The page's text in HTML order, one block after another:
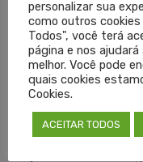
esquemas de
batalhando para que
e pela segurança da
Texto: Sílvia Lago/
personalizar sua
como outros
Todos", você terá
página e nos
melhor. Você pode
quais cookies
Cookies.
ACEITAR TODOS